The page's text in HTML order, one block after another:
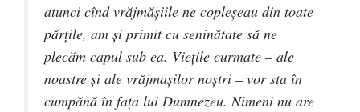
atunci cînd vrăjmăşiile ne copleşeau din toate
părţile, am şi primit cu seninătate să ne
plecăm capul sub ea. Vieţile curmate – ale
noastre şi ale vrăjmaşilor noştri – vor sta în
cumpănă în faţa lui Dumnezeu. Nimeni nu are